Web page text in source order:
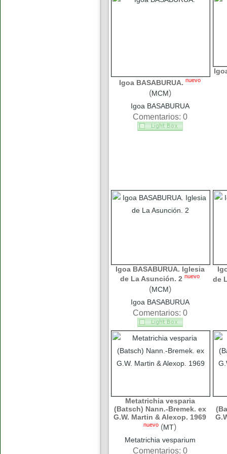
Igoa BASABURUA. nuevo
(MCM)
Igoa BASABURUA
Comentarios: 0
Igoa BASABURUA. Iglesia
de La Asunción. 2 nuevo
(MCM)
Igoa BASABURUA
Comentarios: 0
de
Metatrichia vesparia
(Batsch) Nann.-Bremek. ex
G.W. Martin & Alexop. 1969
nuevo (MT)
Metatrichia vesparium
Comentarios: 0